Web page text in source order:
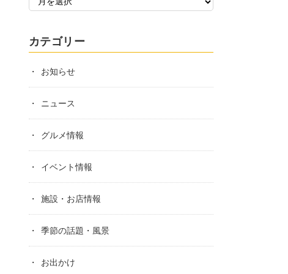
カテゴリー
お知らせ
ニュース
グルメ情報
イベント情報
施設・お店情報
季節の話題・風景
お出かけ